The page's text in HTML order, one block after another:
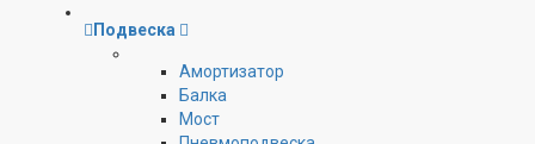
Подвеска
Амортизатор
Балка
Мост